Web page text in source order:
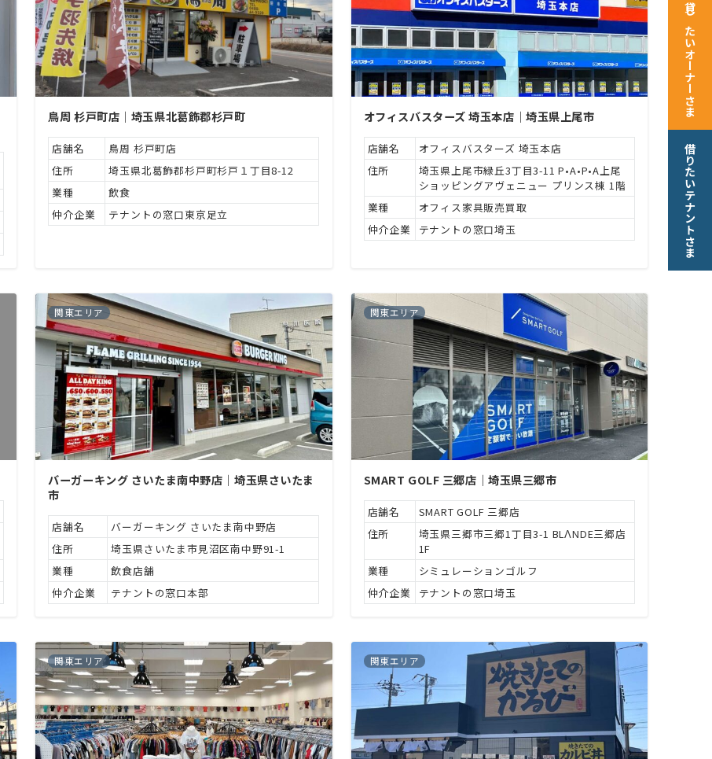
鳥周 杉戸町店｜埼玉県北葛飾郡杉戸町
店舗名
鳥周 杉戸町店
住所
埼玉県北葛飾郡杉戸町杉戸１丁目8-12
業種
飲食
仲介企業
テナントの窓口東京足立
オフィスバスターズ 埼玉本店｜埼玉県上尾市
店舗名
オフィスバスターズ 埼玉本店
住所
埼玉県上尾市緑丘3丁目3-11 P•A•P•A上尾
ショッピングアヴェニュー プリンス棟 1階
業種
オフィス家具販売買取
仲介企業
テナントの窓口埼玉
関東エリア
バーガーキング さいたま南中野店｜埼玉県さいたま
市
店舗名
バーガーキング さいたま南中野店
住所
埼玉県さいたま市見沼区南中野91-1
業種
飲食店舗
仲介企業
テナントの窓口本部
関東エリア
SMART GOLF 三郷店｜埼玉県三郷市
店舗名
SMART GOLF 三郷店
住所
埼玉県三郷市三郷1丁目3-1 BLΛNDE三郷店
1F
業種
シミュレーションゴルフ
仲介企業
テナントの窓口埼玉
関東エリア 関東エリア
貸したいオーナーさま
借りたいテナントさま